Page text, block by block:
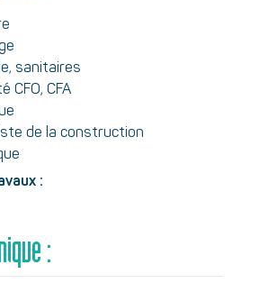
sanitaires
CFO, CFA
de la construction
:
: